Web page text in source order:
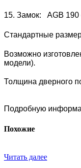
15. Замок: AGB 190
Стандартные
Возможно
модели).
Толщина дверного
Подробную
Похожие
Читать далее